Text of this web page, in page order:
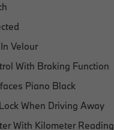
Velour
With Braking Function
Piano Black
When Driving Away
With Kilometer Reading